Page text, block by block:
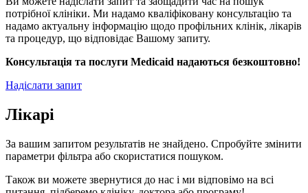
потрібної клініки. Ми надамо кваліфіковану консультацію та
надамо актуальну інформацію щодо профільних клінік, лікарів
та процедур, що відповідає Вашому запиту.
Консультація та послуги Medicaid надаються безкоштовно!
Надіслати запит
Лікарі
За вашим запитом результатів не знайдено. Спробуйте змінити
параметри фільтра або скористатися пошуком.
Також ви можете звернутися до нас і ми відповімо на всі